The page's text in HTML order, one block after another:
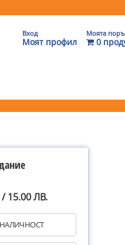
Вход
Моят профил
Моята
0
15.00 ЛВ.
НАЛИЧНОСТ